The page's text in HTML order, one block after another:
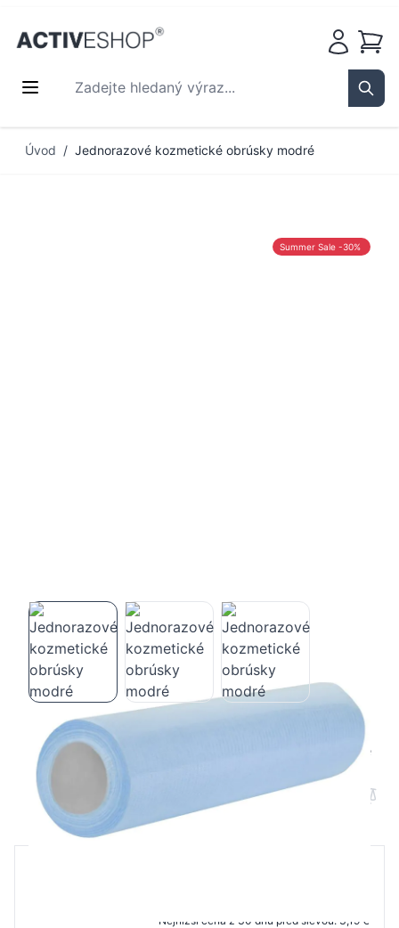
Zadejte hledaný výraz...
Košík
Úvod / Jednorazové kozmetické obrúsky modré
Summer Sale -30%
Jednorazové kozmetické obrúsky modré
B2B cena
Nejnižší cena z 30 dnů před slevou: 3,19 €